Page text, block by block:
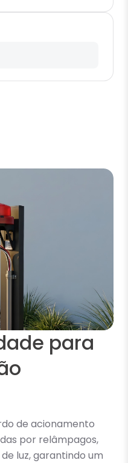
para
de acionamento
por relâmpagos,
luz, garantindo um